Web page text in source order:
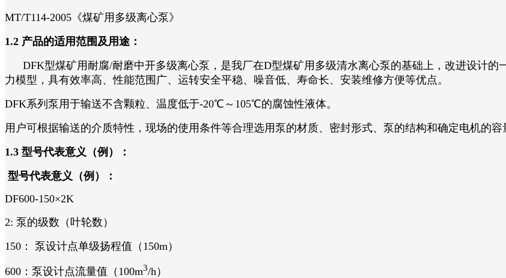
MT/T114-2005《煤矿用多级离心泵》
1.2 产品的适用范围及用途：
DFK型煤矿用耐腐/耐磨中开多级离心泵，是我厂在D型煤矿用多级清水离心泵的基础上，改进设计的
力模型，具有效率高、性能范围广、运转安全平稳、噪音低、寿命长、安装维修方便等优点。
DFK系列泵用于输送不含颗粒、温度低于-20℃～105℃的腐蚀性液体。
用户可根据输送的介质特性，现场的使用条件等合理选用泵的材质、密封形式、泵的结构和确定电机的容
1.3 型号代表意义（例）：
型号代表意义（例）：
DF600-150×2K
2: 泵的级数（叶轮数）
150： 泵设计点单级扬程值（150m）
600：泵设计点流量值（100m3/h）